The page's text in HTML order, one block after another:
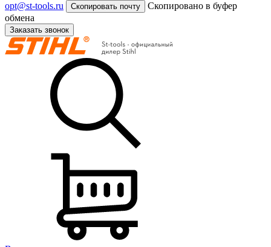
opt@st-tools.ru
Скопировать почту
Скопировано в буфер
обмена
Заказать звонок